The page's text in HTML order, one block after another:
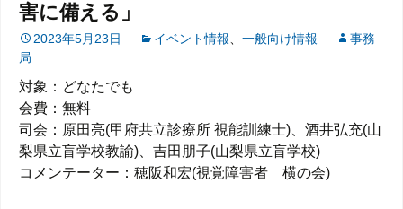
へ
ス
ッ
害に備える」
2023年5月23日 イベント情報 一般向け情報
事務
局
対象：どなたでも
会費：無料
司会：原田亮(甲府共立診療所 視能訓練士)、酒井弘充(山
梨県立盲学校教諭)、吉田朋子(山梨県立盲学校)
コメンテーター：穂阪和宏(視覚障害者 横の会)